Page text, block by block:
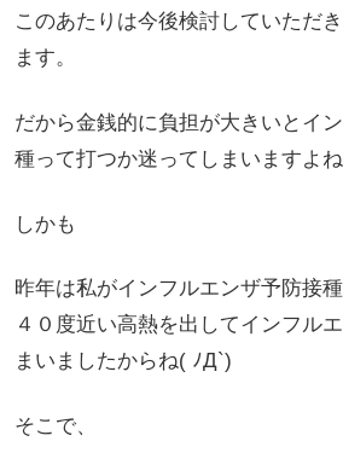
このあたりは今後検討していただ
ます。
だから金銭的に負担が大きいとイ
種って打つか迷ってしまいますよね
しかも
昨年は私がインフルエンザ予防接
４０度近い高熱を出してインフル
まいましたからね( ﾉД`)
そこで、